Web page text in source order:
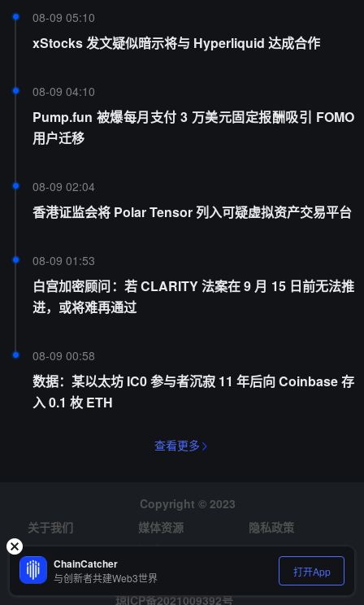
08-09 05:10
xStocks 发文疑似暗示将与 Hyperliquid 达成合作
08-09 04:10
Pump.fun 被爆每月支付 3 万美元固定报酬吸引 FOMO
用户迁移
08-09 02:04
香港证监会将 Polar Tensor 列入可疑虚拟资产交易平台
08-09 01:53
白宫加密顾问：若 CLARITY 法案在 9 月 15 日前无法推
进，或将难再通过
08-09 00:58
数据：某以太坊 IC0 参与者沉寂 11 年后向 Coinbase 存
入 0.1 枚 ETH
查看更多
Copyright © 2023
关于我们
媒体资源
隐私政策
风险提示
招聘
琼ICP备2021009392号
ChainCatcher
与创新者共建Web3世界 打开App